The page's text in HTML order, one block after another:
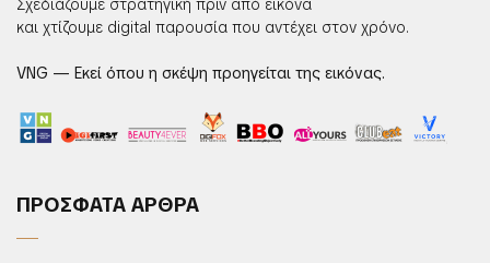
Σχεδιάζουμε στρατηγική πριν από εικόνα
και χτίζουμε digital παρουσία που αντέχει στον χρόνο.
VNG — Εκεί όπου η σκέψη προηγείται της εικόνας.
ΠΡΟΣΦΑΤΑ ΑΡΘΡΑ